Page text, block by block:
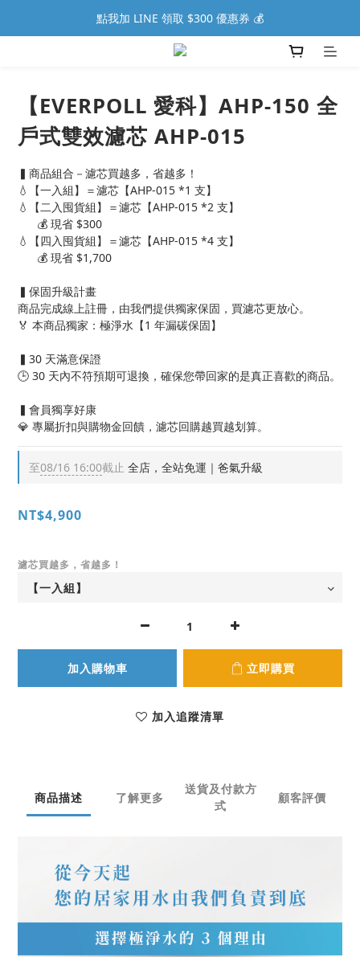
點我加 LINE 領取 $300 優惠券 💰
【EVERPOLL 愛科】AHP-150 全
戶式雙效濾芯 AHP-015
▍商品組合－濾芯買越多，省越多！
💧【一入組】＝濾芯【AHP-015 *1 支】
💧【二入囤貨組】＝濾芯【AHP-015 *2 支】
      💰 現省 $300
💧【四入囤貨組】＝濾芯【AHP-015 *4 支】
      💰 現省 $1,700
▍保固升級計畫
商品完成線上註冊，由我們提供獨家保固，買濾芯更放心。
🏅 本商品獨家：極淨水【1 年漏碳保固】
▍30 天滿意保證
🕒 30 天內不符預期可退換，確保您帶回家的是真正喜歡的商品。
▍會員獨享好康
💎 專屬折扣與購物金回饋，濾芯回購越買越划算。
至08/16 16:00截止 全店，全站免運｜爸氣升級
NT$4,900
濾芯買越多，省越多！
加入購物車 立即購買
加入追蹤清單
商品描述 了解更多
送貨及付款方
式
顧客評價